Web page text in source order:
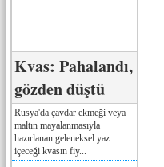
Kvas: Pahalandı,
gözden düştü
Rusya'da çavdar ekmeği veya
maltın mayalanmasıyla
hazırlanan geleneksel yaz
içeceği kvasın fiy...